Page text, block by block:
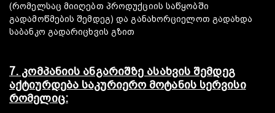
(რომელსაც მიიღებთ პროდუქციის საწყობში
გადამოწმების შემდეგ) და განახორციელოთ გადახდა
საბანკო გადარიცხვის გზით
7. კომპანიის ანგარიშზე ასახვის შემდეგ
აქტიურდება საკურიერო მოტანის სერვისი
რომელიც: